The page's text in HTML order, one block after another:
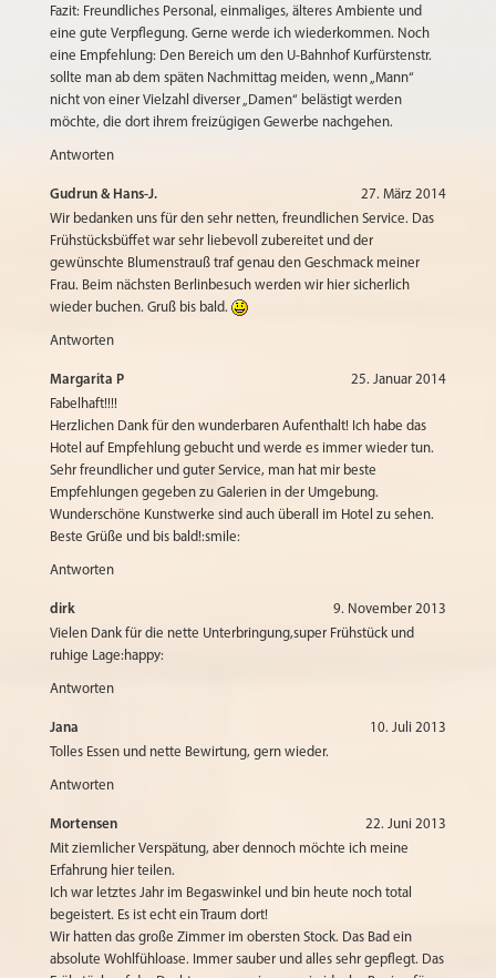
Fazit: Freundliches Personal, einmaliges, älteres Ambiente und
eine gute Verpflegung. Gerne werde ich wiederkommen. Noch
eine Empfehlung: Den Bereich um den U-Bahnhof Kurfürstenstr.
sollte man ab dem späten Nachmittag meiden, wenn „Mann“
nicht von einer Vielzahl diverser „Damen“ belästigt werden
möchte, die dort ihrem freizügigen Gewerbe nachgehen.
Antworten
Gudrun & Hans-J.
27. März 2014
Wir bedanken uns für den sehr netten, freundlichen Service. Das
Frühstücksbüffet war sehr liebevoll zubereitet und der
gewünschte Blumenstrauß traf genau den Geschmack meiner
Frau. Beim nächsten Berlinbesuch werden wir hier sicherlich
wieder buchen. Gruß bis bald.
Antworten
Margarita P
25. Januar 2014
Fabelhaft!!!!
Herzlichen Dank für den wunderbaren Aufenthalt! Ich habe das
Hotel auf Empfehlung gebucht und werde es immer wieder tun.
Sehr freundlicher und guter Service, man hat mir beste
Empfehlungen gegeben zu Galerien in der Umgebung.
Wunderschöne Kunstwerke sind auch überall im Hotel zu sehen.
Beste Grüße und bis bald!:smile:
Antworten
dirk
9. November 2013
Vielen Dank für die nette Unterbringung,super Frühstück und
ruhige Lage:happy:
Antworten
Jana
10. Juli 2013
Tolles Essen und nette Bewirtung, gern wieder.
Antworten
Mortensen
22. Juni 2013
Mit ziemlicher Verspätung, aber dennoch möchte ich meine
Erfahrung hier teilen.
Ich war letztes Jahr im Begaswinkel und bin heute noch total
begeistert. Es ist echt ein Traum dort!
Wir hatten das große Zimmer im obersten Stock. Das Bad ein
absolute Wohlfühloase. Immer sauber und alles sehr gepflegt. Das